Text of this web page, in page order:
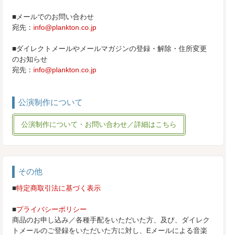
■メールでのお問い合わせ
宛先： info@plankton.co.jp
■ダイレクトメールやメールマガジンの登録・解除・住所変更
のお知らせ
宛先： info@plankton.co.jp
公演制作について
公演制作について・お問い合わせ／詳細はこちら
その他
■特定商取引法に基づく表示
■プライバシーポリシー
商品のお申し込み／各種手配をいただいた方、及び、ダイレク
トメールのご登録をいただいた方に対し、Eメールによる音楽